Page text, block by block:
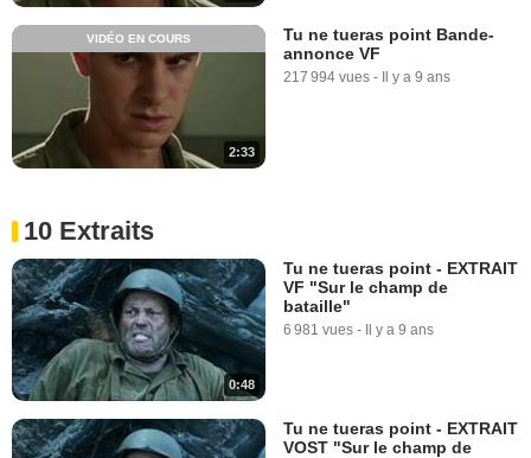
2:33
VIDÉO EN COURS
Tu ne tueras point Bande-
annonce VF
217 994 vues - Il y a 9 ans
10 Extraits
0:48
Tu ne tueras point - EXTRAIT
VF "Sur le champ de
bataille"
6 981 vues - Il y a 9 ans
Tu ne tueras point - EXTRAIT
VOST "Sur le champ de